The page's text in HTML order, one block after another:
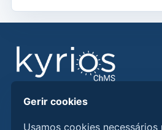
Catequese
Fichas de Inscrição da Catequese
Passagem de ano
Documentos individuais
Encontre respostas, guias e
utilizar melhor o Kyrios ChMS.
Gerir cookies
Usamos cookies necessários